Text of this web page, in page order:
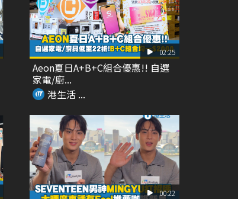
02:25
Aeon夏日A+B+C組合優惠!! 自選
家電/廚...
港生活 ...
00:22